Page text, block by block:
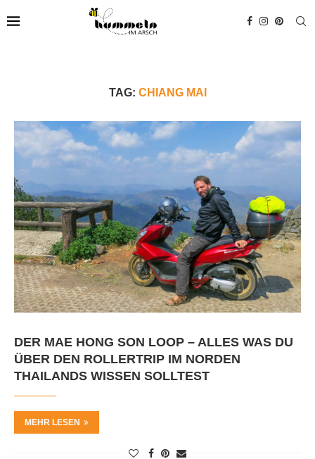
TAG: CHIANG MAI
DER MAE HONG SON LOOP – ALLES WAS DU
ÜBER DEN ROLLERTRIP IM NORDEN
THAILANDS WISSEN SOLLTEST
MEHR LESEN